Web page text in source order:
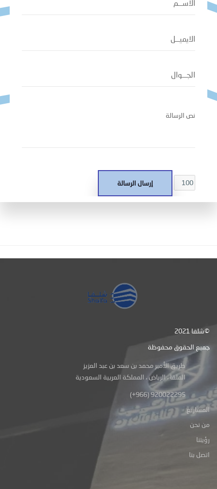
شلفا 2021©
جميع الحقوق محفوظة
طريق الأمير محمد بن سعد بن عبد العزيز
الملقا ، الرياض ، المملكة العربية السعودية
(+966) 920022295
المشاريع
من نحن
رؤيتنا
اتصل بنا